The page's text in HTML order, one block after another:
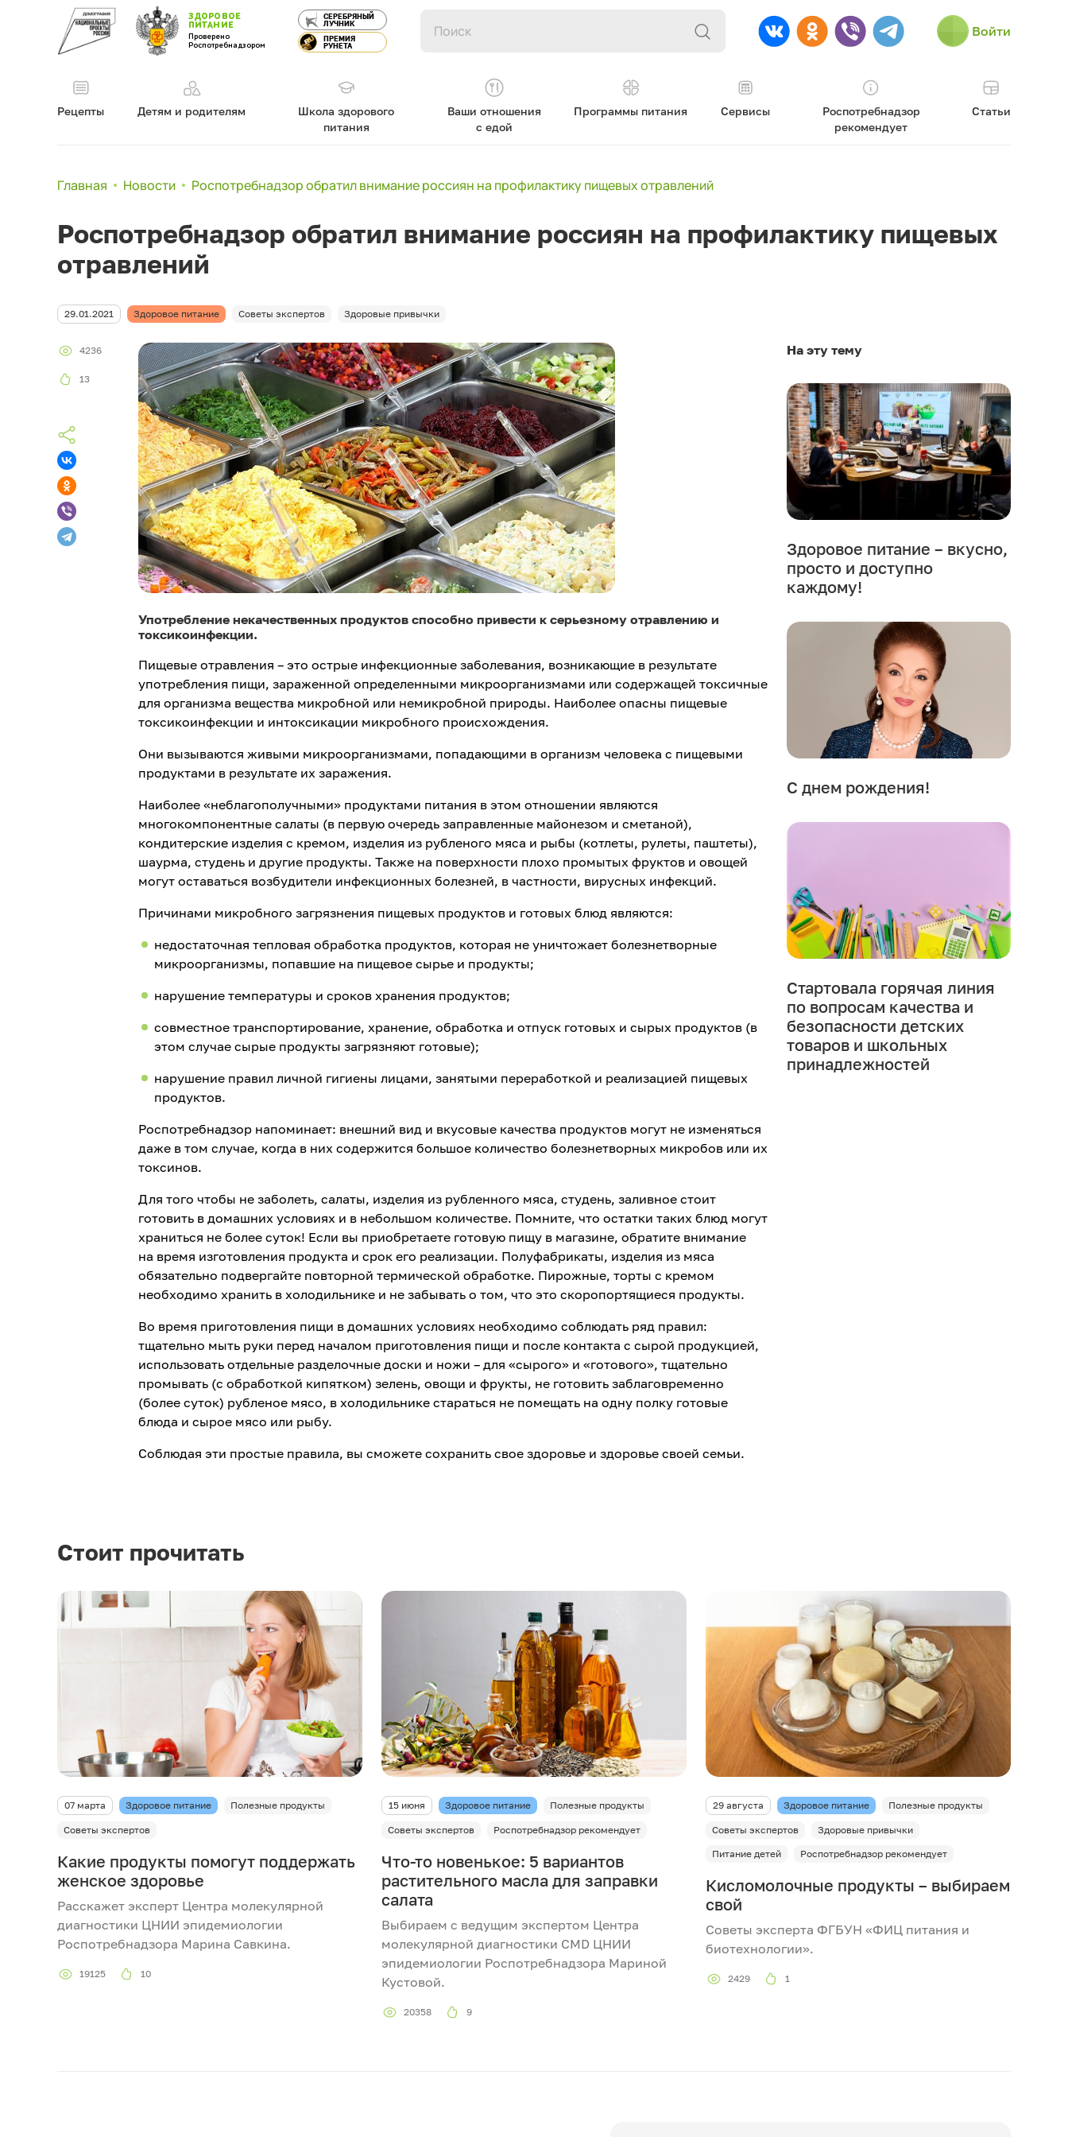
ЗДОРОВОЕ
ПИТАНИЕ
Проверено
Роспотребнадзором
СЕРЕБРЯНЫЙ
ЛУЧНИК
ПРЕМИЯ
РУНЕТА
Войти
Рецепты Детям и родителям
Школа здорового
питания
Ваши отношения
с едой
Программы питания Сервисы
Роспотребнадзор
рекомендует
Статьи
Главная Новости Роспотребнадзор обратил внимание россиян на профилактику пищевых отравлений
Роспотребнадзор обратил внимание россиян на профилактику пищевых
отравлений
29.01.2021 Здоровое питание Советы экспертов Здоровые привычки
4236
13
Употребление некачественных продуктов способно привести к серьезному отравлению и
токсикоинфекции.
Пищевые отравления – это острые инфекционные заболевания, возникающие в результате
употребления пищи, зараженной определенными микроорганизмами или содержащей токсичные
для организма вещества микробной или немикробной природы. Наиболее опасны пищевые
токсикоинфекции и интоксикации микробного происхождения.
Они вызываются живыми микроорганизмами, попадающими в организм человека с пищевыми
продуктами в результате их заражения.
Наиболее «неблагополучными» продуктами питания в этом отношении являются
многокомпонентные салаты (в первую очередь заправленные майонезом и сметаной),
кондитерские изделия с кремом, изделия из рубленого мяса и рыбы (котлеты, рулеты, паштеты),
шаурма, студень и другие продукты. Также на поверхности плохо промытых фруктов и овощей
могут оставаться возбудители инфекционных болезней, в частности, вирусных инфекций.
Причинами микробного загрязнения пищевых продуктов и готовых блюд являются:
недостаточная тепловая обработка продуктов, которая не уничтожает болезнетворные
микроорганизмы, попавшие на пищевое сырье и продукты;
нарушение температуры и сроков хранения продуктов;
совместное транспортирование, хранение, обработка и отпуск готовых и сырых продуктов (в
этом случае сырые продукты загрязняют готовые);
нарушение правил личной гигиены лицами, занятыми переработкой и реализацией пищевых
продуктов.
Роспотребнадзор напоминает: внешний вид и вкусовые качества продуктов могут не изменяться
даже в том случае, когда в них содержится большое количество болезнетворных микробов или их
токсинов.
Для того чтобы не заболеть, салаты, изделия из рубленного мяса, студень, заливное стоит
готовить в домашних условиях и в небольшом количестве. Помните, что остатки таких блюд могут
храниться не более суток! Если вы приобретаете готовую пищу в магазине, обратите внимание
на время изготовления продукта и срок его реализации. Полуфабрикаты, изделия из мяса
обязательно подвергайте повторной термической обработке. Пирожные, торты с кремом
необходимо хранить в холодильнике и не забывать о том, что это скоропортящиеся продукты.
Во время приготовления пищи в домашних условиях необходимо соблюдать ряд правил:
тщательно мыть руки перед началом приготовления пищи и после контакта с сырой продукцией,
использовать отдельные разделочные доски и ножи – для «сырого» и «готового», тщательно
промывать (с обработкой кипятком) зелень, овощи и фрукты, не готовить заблаговременно
(более суток) рубленое мясо, в холодильнике стараться не помещать на одну полку готовые
блюда и сырое мясо или рыбу.
Соблюдая эти простые правила, вы сможете сохранить свое здоровье и здоровье своей семьи.
На эту тему
Здоровое питание – вкусно,
просто и доступно
каждому!
С днем рождения!
Стартовала горячая линия
по вопросам качества и
безопасности детских
товаров и школьных
принадлежностей
Стоит прочитать
07 марта Здоровое питание Полезные продукты
Советы экспертов
Какие продукты помогут поддержать
женское здоровье
Расскажет эксперт Центра молекулярной
диагностики ЦНИИ эпидемиологии
Роспотребнадзора Марина Савкина.
19125 10
15 июня Здоровое питание Полезные продукты
Советы экспертов Роспотребнадзор рекомендует
Что-то новенькое: 5 вариантов
растительного масла для заправки
салата
Выбираем с ведущим экспертом Центра
молекулярной диагностики CMD ЦНИИ
эпидемиологии Роспотребнадзора Мариной
Кустовой.
20358 9
29 августа Здоровое питание Полезные продукты
Советы экспертов
Здоровые привычки
Питание детей
Роспотребнадзор рекомендует
Кисломолочные продукты – выбираем
свой
Советы эксперта ФГБУН «ФИЦ питания и
биотехнологии».
2429 1